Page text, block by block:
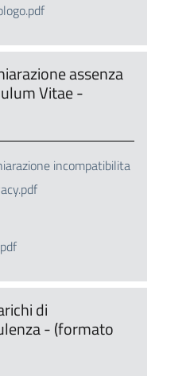
assenza
Vitae -
incompatibilita
di
- (formato